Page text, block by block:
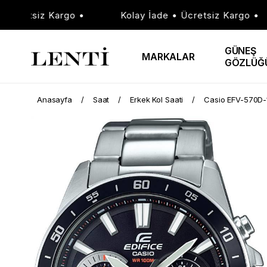
Kargo • Kolay İade • Ücretsiz Kargo •
MARKALAR
GÜNEŞ
Anasayfa Saat Erkek Kol Saati Casio EFV-